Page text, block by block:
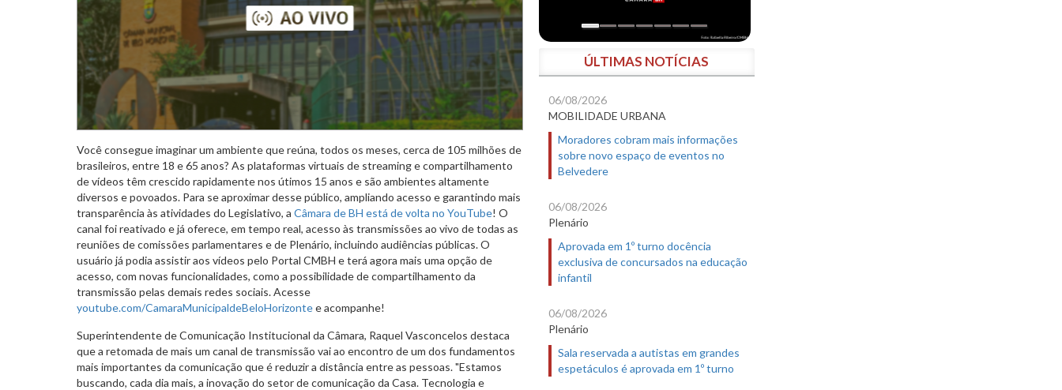
Você consegue imaginar um ambiente que reúna, todos os meses, cerca de 105 milhões de
brasileiros, entre 18 e 65 anos? As plataformas virtuais de streaming e compartilhamento
de vídeos têm crescido rapidamente nos útimos 15 anos e são ambientes altamente
diversos e povoados. Para se aproximar desse público, ampliando acesso e garantindo mais
transparência às atividades do Legislativo, a Câmara de BH está de volta no YouTube! O
canal foi reativado e já oferece, em tempo real, acesso às transmissões ao vivo de todas as
reuniões de comissões parlamentares e de Plenário, incluindo audiências públicas. O
usuário já podia assistir aos vídeos pelo Portal CMBH e terá agora mais uma opção de
acesso, com novas funcionalidades, como a possibilidade de compartilhamento da
transmissão pelas demais redes sociais. Acesse
youtube.com/CamaraMunicipaldeBeloHorizontee acompanhe!
Superintendente de Comunicação Institucional da Câmara, Raquel Vasconcelos destaca
que a retomada de mais um canal de transmissão vai ao encontro de um dos fundamentos
mais importantes da comunicação que é reduzir a distância entre as pessoas. "Estamos
buscando, cada dia mais, a inovação do setor de comunicação da Casa. Tecnologia e
ÚLTIMAS NOTÍCIAS
06/08/2026
MOBILIDADE URBANA
Moradores cobram mais informações
sobre novo espaço de eventos no
Belvedere
06/08/2026
Plenário
Aprovada em 1º turno docência
exclusiva de concursados na educação
infantil
06/08/2026
Plenário
Sala reservada a autistas em grandes
espetáculos é aprovada em 1º turno